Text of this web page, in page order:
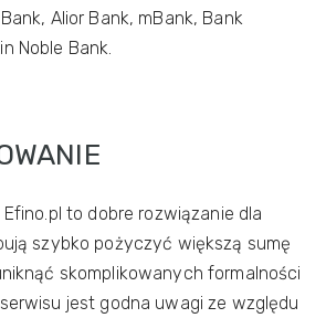
Alior Bank, mBank, Bank
Noble Bank.
to dobre rozwiązanie dla
szybko pożyczyć większą sumę
skomplikowanych formalności
jest godna uwagi ze względu